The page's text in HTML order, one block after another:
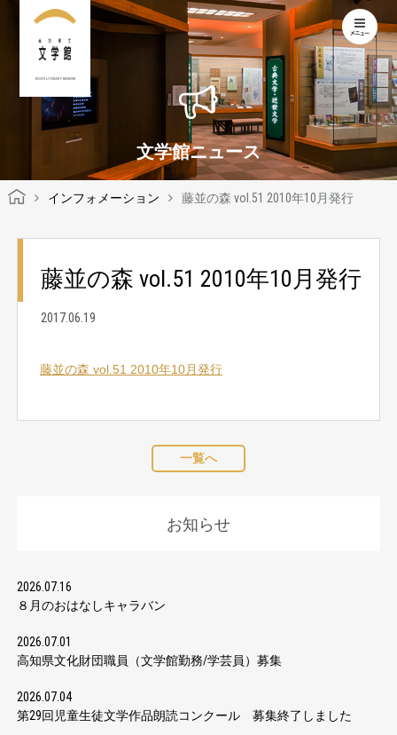
KOCHI LITERARY MUSEUM
文学館ニュース
インフォメーション 藤並の森 vol.51 2010年10月発行
藤並の森 vol.51 2010年10月発行
2017.06.19
藤並の森 vol.51 2010年10月発行
一覧へ
お知らせ
2026.07.16
８月のおはなしキャラバン
2026.07.01
高知県文化財団職員（文学館勤務/学芸員）募集
2026.07.04
第29回児童生徒文学作品朗読コンクール 募集終了しました